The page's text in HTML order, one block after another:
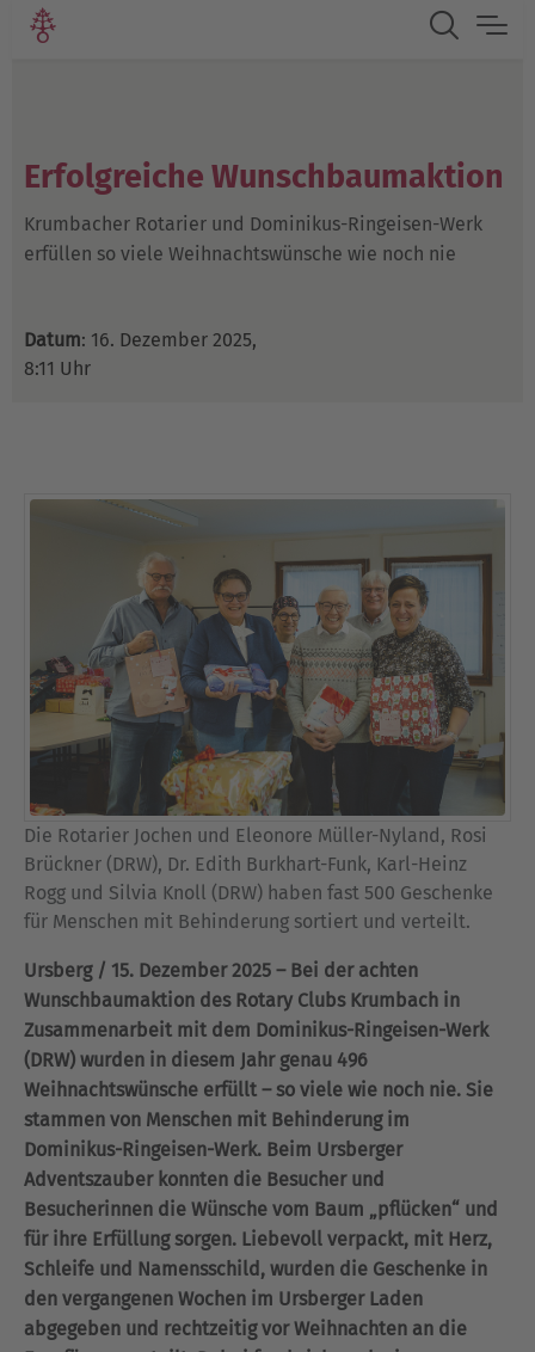
Erfolgreiche Wunschbaumaktion
Krumbacher Rotarier und Dominikus-Ringeisen-Werk
erfüllen so viele Weihnachtswünsche wie noch nie
Datum: 16. Dezember 2025,
8:11 Uhr
Die Rotarier Jochen und Eleonore Müller-Nyland, Rosi
Brückner (DRW), Dr. Edith Burkhart-Funk, Karl-Heinz
Rogg und Silvia Knoll (DRW) haben fast 500 Geschenke
für Menschen mit Behinderung sortiert und verteilt.
Ursberg / 15. Dezember 2025 – Bei der achten
Wunschbaumaktion des Rotary Clubs Krumbach in
Zusammenarbeit mit dem Dominikus-Ringeisen-Werk
(DRW) wurden in diesem Jahr genau 496
Weihnachtswünsche erfüllt – so viele wie noch nie. Sie
stammen von Menschen mit Behinderung im
Dominikus-Ringeisen-Werk. Beim Ursberger
Adventszauber konnten die Besucher und
Besucherinnen die Wünsche vom Baum „pflücken“ und
für ihre Erfüllung sorgen. Liebevoll verpackt, mit Herz,
Schleife und Namensschild, wurden die Geschenke in
den vergangenen Wochen im Ursberger Laden
abgegeben und rechtzeitig vor Weihnachten an die